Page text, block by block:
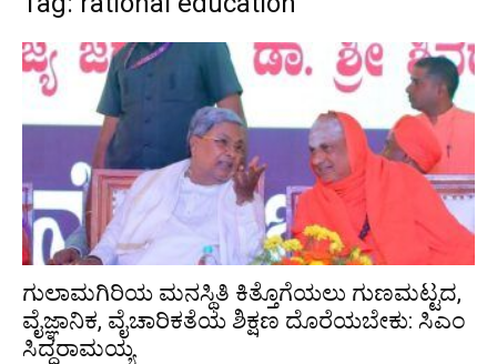
ಗುಲಾಮಗಿರಿಯ ಮನಸ್ಥಿತಿ ಕಿತ್ತೊಗೆಯಲು ಗುಣಮಟ್ಟದ,
ವೈಜ್ಞಾನಿಕ, ವೈಚಾರಿಕತೆಯ ಶಿಕ್ಷಣ ದೊರೆಯಬೇಕು: ಸಿಎಂ
ಸಿದ್ದರಾಮಯ್ಯ